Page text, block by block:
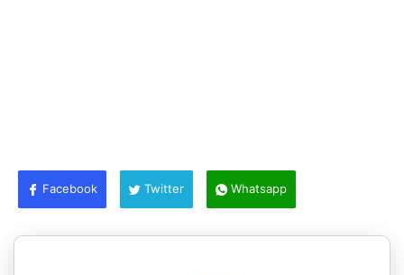
Facebook Twitter Whatsapp